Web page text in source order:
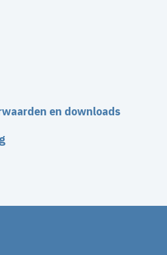
en downloads